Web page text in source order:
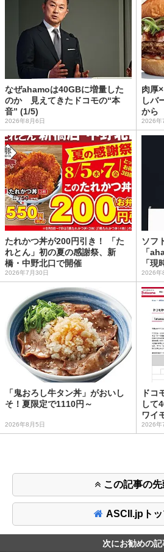
なぜahamoは40GBに増量した
のか 見えてきたドコモの“本
音” (1/5)
2026年8月6日
肉厚
しバ
から
2026年
たれかつ丼が200円引き！ 「た
れとん」初の夏の感謝祭、新
橋・中野北口で開催
2026年7月30日
ソフ
「
「
2026年
「鬼おろし牛タン丼」がおいし
そ！夏限定で1110円～
2026年8月5日
ドコ
して
ワイ
2026年
この記事の
ASCII.jpト
次にお勧めの記